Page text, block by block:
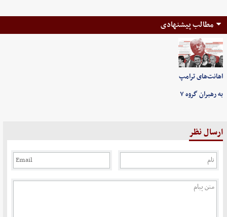
مطالب پیشنهادی
اهانت‌های ترامپ
به رهبران گروه ۷
ارسال نظر